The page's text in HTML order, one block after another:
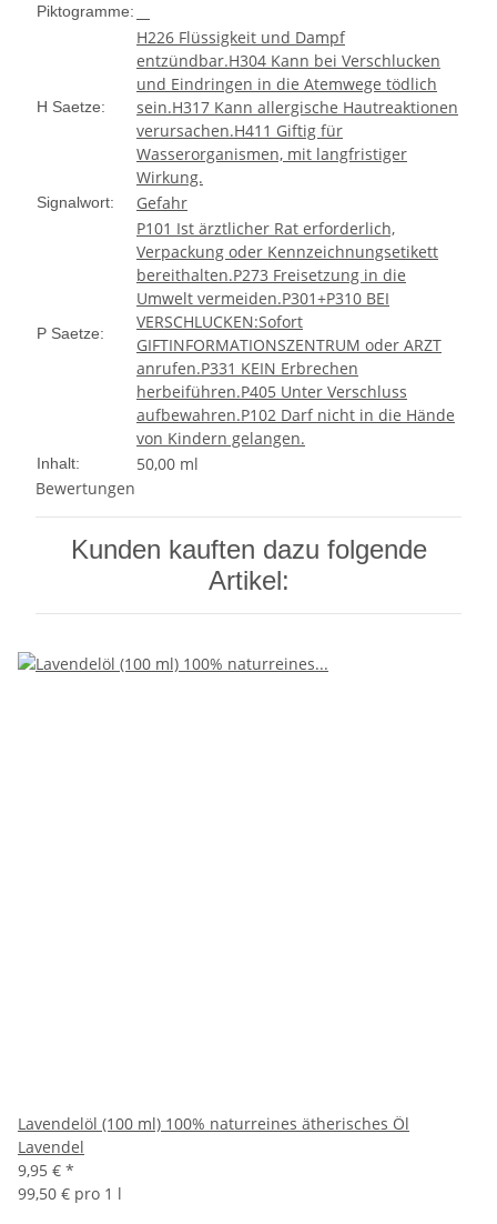
Piktogramme:
H Saetze:
H226 Flüssigkeit und Dampf
entzündbar.H304 Kann bei Verschlucken
und Eindringen in die Atemwege tödlich
sein.H317 Kann allergische Hautreaktionen
verursachen.H411 Giftig für
Wasserorganismen, mit langfristiger
Wirkung.
Signalwort: Gefahr
P Saetze:
P101 Ist ärztlicher Rat erforderlich,
Verpackung oder Kennzeichnungsetikett
bereithalten.P273 Freisetzung in die
Umwelt vermeiden.P301+P310 BEI
VERSCHLUCKEN:Sofort
GIFTINFORMATIONSZENTRUM oder ARZT
anrufen.P331 KEIN Erbrechen
herbeiführen.P405 Unter Verschluss
aufbewahren.P102 Darf nicht in die Hände
von Kindern gelangen.
Inhalt:
50,00 ml
Bewertungen
Kunden kauften dazu folgende
Artikel:
Lavendelöl (100 ml) 100% naturreines ätherisches Öl
Lavendel
9,95 € *
99,50 € pro 1 l